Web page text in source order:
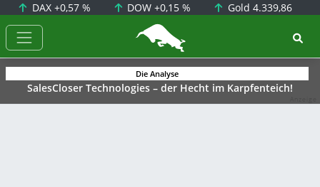
DAX +0,57 % DOW+0,15 % Gold 4.339,86
BörsenNEWS.de
Die Analyse
SalesCloser Technologies – der Hecht im Karpfenteich!